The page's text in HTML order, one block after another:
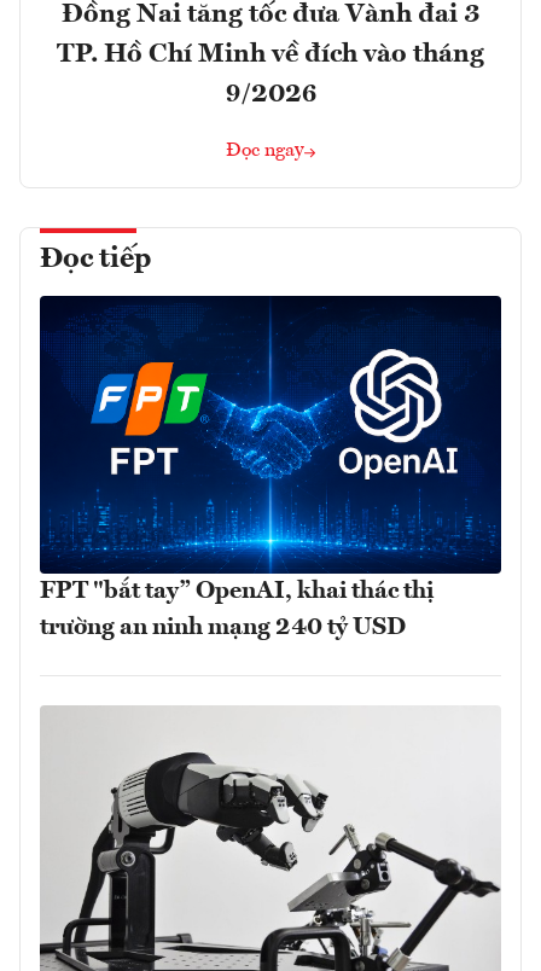
Đồng Nai tăng tốc đưa Vành đai 3
TP. Hồ Chí Minh về đích vào tháng
9/2026
Đọc ngay
Đọc tiếp
FPT "bắt tay” OpenAI, khai thác thị
trường an ninh mạng 240 tỷ USD